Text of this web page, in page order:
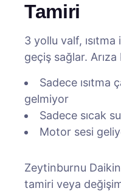
Tamiri
3 yollu valf, ısıtma
geçiş sağlar.
Sadece ısıtma
gelmiyor
Sadece sıcak
Motor sesi
Zeytinburnu
tamiri veya